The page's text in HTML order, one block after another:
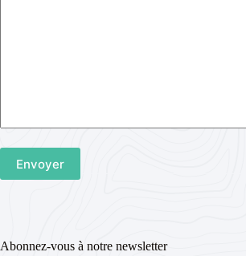
Abonnez-vous à notre newsletter